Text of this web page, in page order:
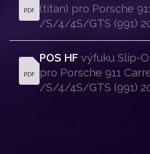
PDF
(titan) pro Porsche
/S/4/4S/GTS (991)
PDF
POS HF výfuku Slip-
pro Porsche 911
/S/4/4S/GTS (991)